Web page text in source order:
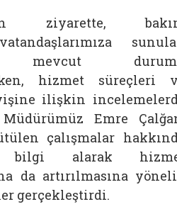
ziyarette,
mevcut
hizmet süreçleri
ilişkin
Emre
çalışmalar
bilgi alarak
da artırılmasına
gerçekleştirdi.